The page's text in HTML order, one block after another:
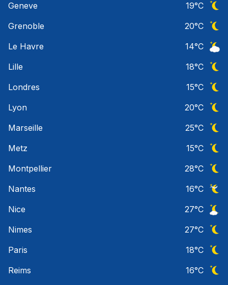
Geneve
19°C
Grenoble
20°C
Le Havre
14°C
Lille
18°C
Londres
15°C
Lyon
20°C
Marseille
25°C
Metz
15°C
Montpellier
28°C
Nantes
16°C
Nice
27°C
Nimes
27°C
Paris
18°C
Reims
16°C